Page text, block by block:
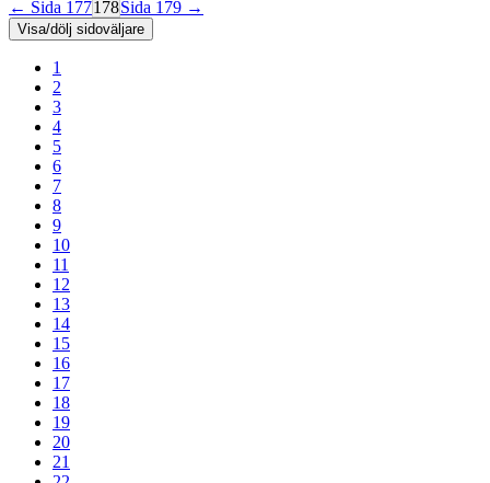
← Sida 177178Sida 179 →
Visa/dölj sidoväljare
1
2
3
4
5
6
7
8
9
10
11
12
13
14
15
16
17
18
19
20
21